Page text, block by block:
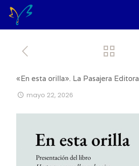
«En esta orilla». La Pasajera Editora
mayo 22, 2026